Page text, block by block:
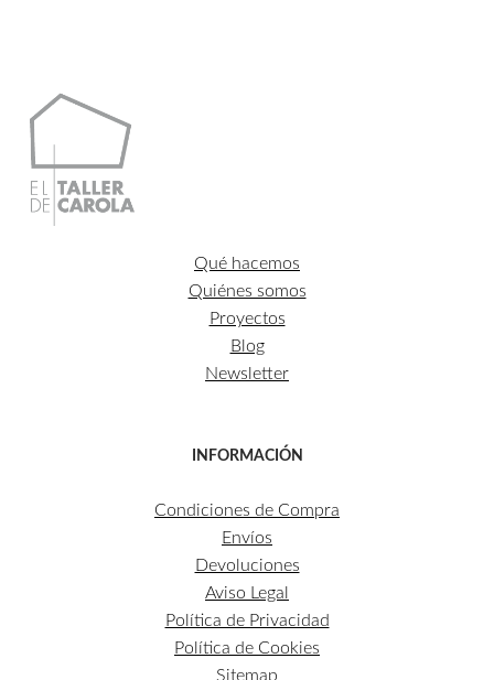
Qué hacemos
Quiénes somos
Proyectos
Blog
Newsletter
INFORMACIÓN
Condiciones de Compra
Envíos
Devoluciones
Aviso Legal
Política de Privacidad
Política de Cookies
Sitemap